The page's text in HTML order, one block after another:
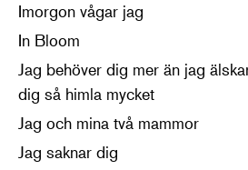
Imorgon vågar jag
In Bloom
Jag behöver dig mer än jag
dig så himla mycket
Jag och mina två mammor
Jag saknar dig